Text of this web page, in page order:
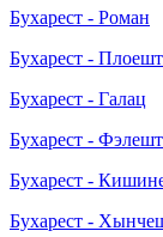
Бухарест - Роман
Бухарест -
Бухарест - Галац
Бухарест -
Бухарест -
Бухарест -